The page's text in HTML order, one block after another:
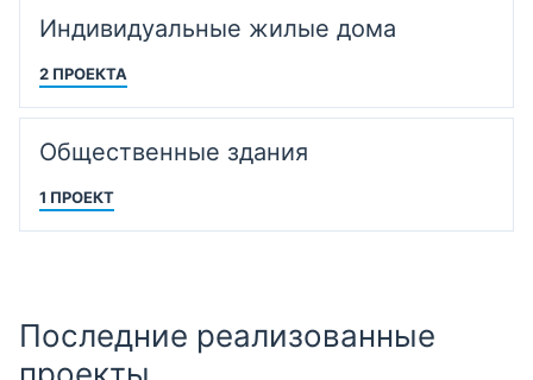
Индивидуальные жилые дома
2 ПРОЕКТА
Общественные здания
1 ПРОЕКТ
Последние реализованные